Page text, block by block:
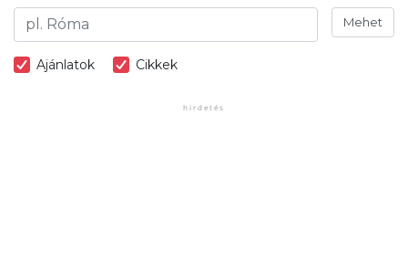
Mehet
Ajánlatok Cikkek